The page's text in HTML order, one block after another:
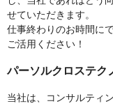
せていただきます。
仕事終わりのお時間に
ご活用ください！
パーソルクロステク
当社は、コンサルティ